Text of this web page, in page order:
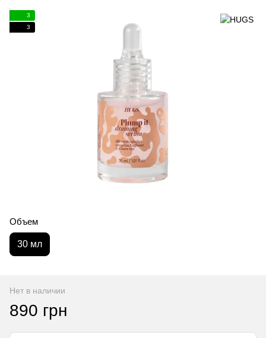
3
3
Объем
30 мл
Нет в наличии
890 грн